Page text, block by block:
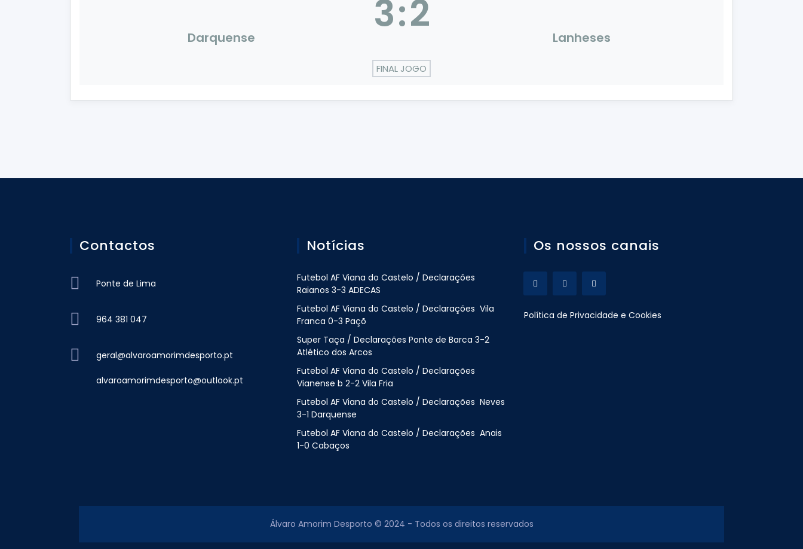
Darquense 3:2 Lanheses
FINAL JOGO
Contactos
Ponte de Lima
964 381 047
geral@alvaroamorimdesporto.pt
alvaroamorimdesporto@outlook.pt
Notícias
Futebol AF Viana do Castelo / Declarações
Raianos 3-3 ADECAS
Futebol AF Viana do Castelo / Declarações Vila
Franca 0-3 Paçõ
Super Taça / Declarações Ponte de Barca 3-2
Atlético dos Arcos
Futebol AF Viana do Castelo / Declarações
Vianense b 2-2 Vila Fria
Futebol AF Viana do Castelo / Declarações Neves
3-1 Darquense
Futebol AF Viana do Castelo / Declarações Anais
1-0 Cabaços
Os nossos canais
Política de Privacidade e Cookies
Álvaro Amorim Desporto © 2024 - Todos os direitos reservados